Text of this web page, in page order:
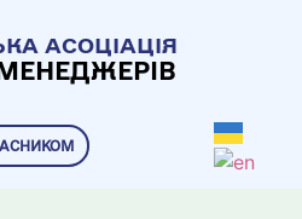
АСОЦІАЦІЯ